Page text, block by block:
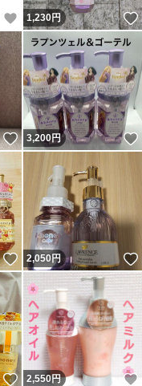
いいね！
1,230円
いいね！
3,200円
いいね！
2,050円
いいね！
2,550円